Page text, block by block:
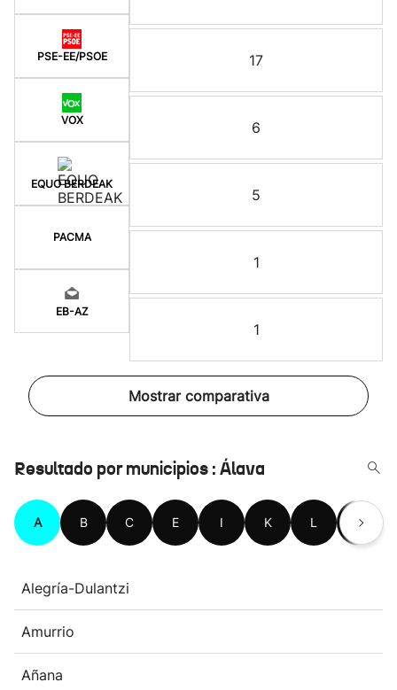
PSE-EE/PSOE
VOX
EQUO BERDEAK
PACMA
EB-AZ
17
6
5
1
1
Mostrar comparativa
Resultado por municipios : Álava
A B C E I K L M
Alegría-Dulantzi
Amurrio
Añana